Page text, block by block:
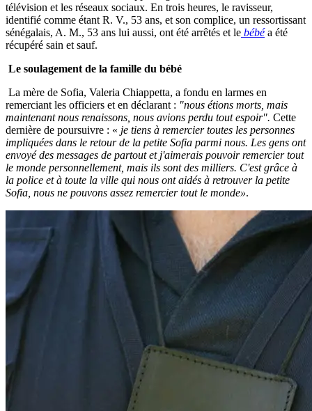
télévision et les réseaux sociaux. En trois heures, le ravisseur,
identifié comme étant R. V., 53 ans, et son complice, un ressortissant
sénégalais, A. M., 53 ans lui aussi, ont été arrêtés et le bébéa été
récupéré sain et sauf.
Le soulagement de la famille du bébé
La mère de Sofia, Valeria Chiappetta, a fondu en larmes en
remerciant les officiers et en déclarant : "nous étions morts, mais
maintenant nous renaissons, nous avions perdu tout espoir". Cette
dernière de poursuivre : « je tiens à remercier toutes les personnes
impliquées dans le retour de la petite Sofia parmi nous. Les gens ont
envoyé des messages de partout et j'aimerais pouvoir remercier tout
le monde personnellement, mais ils sont des milliers. C'est grâce à
la police et à toute la ville qui nous ont aidés à retrouver la petite
Sofia, nous ne pouvons assez remercier tout le monde».